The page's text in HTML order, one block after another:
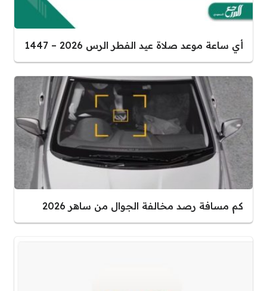
أي ساعة موعد صلاة عيد الفطر الرس 2026 – 1447
كم مسافة رصد مخالفة الجوال من ساهر 2026